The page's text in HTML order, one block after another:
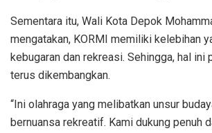
Sementara itu, Wali Kota Depok
mengatakan, KORMI memiliki kelebihan
kebugaran dan rekreasi. Sehingga, hal ini
terus dikembangkan.
“Ini olahraga yang melibatkan unsur
bernuansa rekreatif. Kami dukung penuh